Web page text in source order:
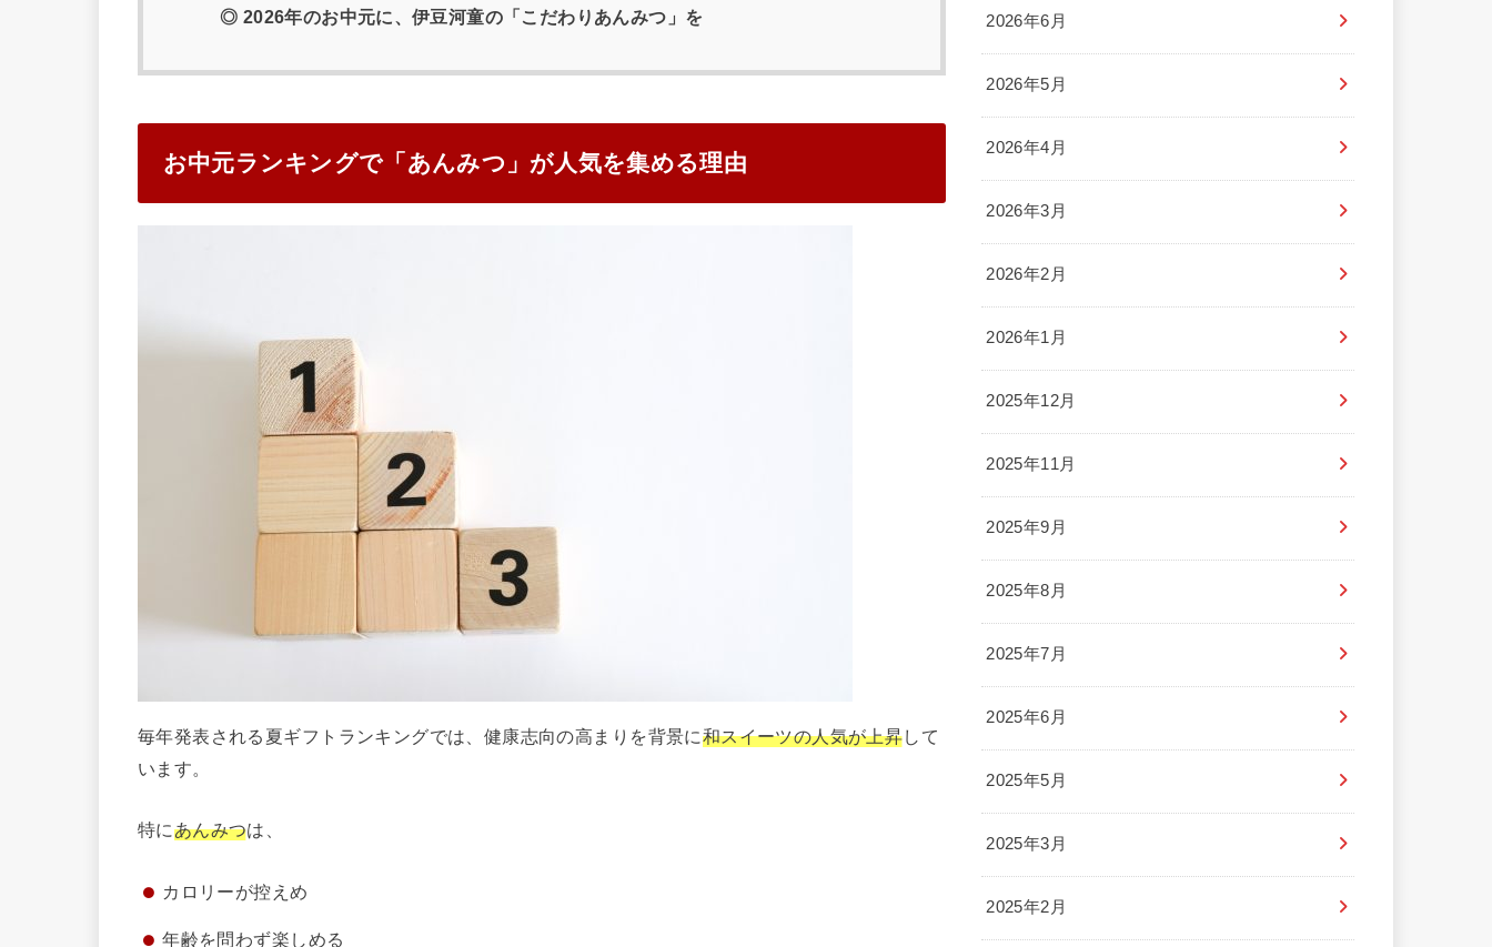
◎ 2026年のお中元に、伊豆河童の「こだわりあんみつ」を
お中元ランキングで「あんみつ」が人気を集める理由
毎年発表される夏ギフトランキングでは、健康志向の高まりを背景に和スイーツの人気が上昇して
います。
特にあんみつは、
カロリーが控えめ
年齢を問わず楽しめる
2026年6月
2026年5月
2026年4月
2026年3月
2026年2月
2026年1月
2025年12月
2025年11月
2025年9月
2025年8月
2025年7月
2025年6月
2025年5月
2025年3月
2025年2月